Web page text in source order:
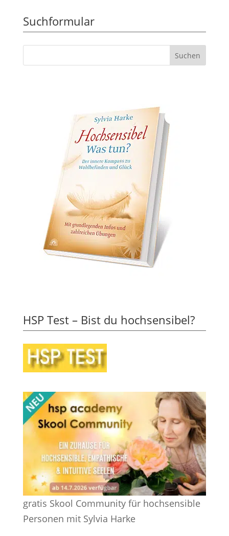
Suchformular
HSP Test – Bist du hochsensibel?
gratis Skool Community für hochsensible
Personen mit Sylvia Harke